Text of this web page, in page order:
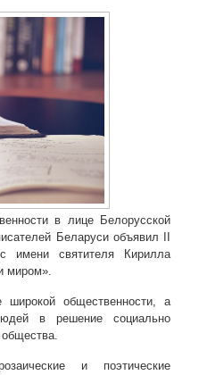
в лице Белорусской
Беларуси объявил II
имени святителя Кирилла
миром».
широкой общественности, а
в решение социально
и поэтические